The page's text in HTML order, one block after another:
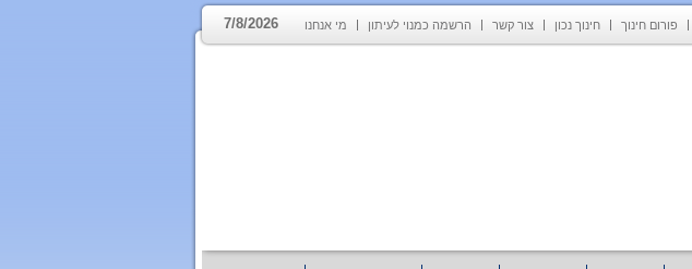
פורום חינוך חינוך נכון צור קשר הרשמה כמנוי לעיתון מי אנחנו 7/8/2026